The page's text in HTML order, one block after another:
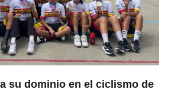
su dominio en el ciclismo de